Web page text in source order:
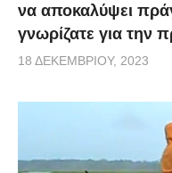
να αποκαλύψει
γνωρίζατε για την
18 ΔΕΚΕΜΒΡΊΟΥ, 2023